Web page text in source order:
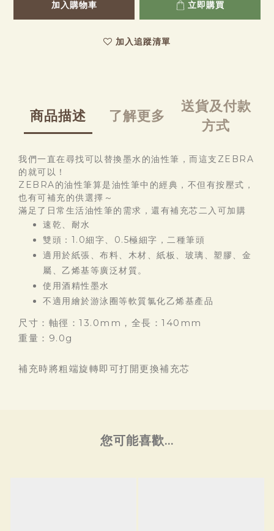
加入購物車 立即購買
加入追蹤清單
商品描述 了解更多
送貨及付款
方式
我們一直在尋找可以替換墨水的油性筆，而這支ZEBRA
的就可以！
ZEBRA的油性筆算是油性筆中的經典，不但有按壓式，
也有可補充的供選擇～
滿足了日常生活油性筆的需求，還有補充芯二入可加購
速乾、耐水
雙頭：1.0細字、0.5極細字，二種筆頭
適用於紙張、布料、木材、紙板、玻璃、塑膠、金
屬、乙烯基等廣泛材質。
使用酒精性墨水
不適用繪於游泳圈等軟質氯化乙烯基產品
尺寸：軸徑：13.0mm，全長：140mm
重量：9.0g
補充時將粗端旋轉即可打開更換補充芯
您可能喜歡...